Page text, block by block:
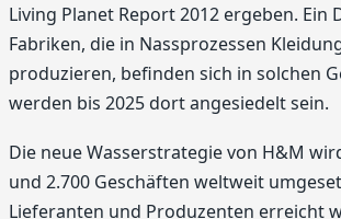
Living Planet Report 2012 ergeben. Ein
Fabriken, die in Nassprozessen
produzieren, befinden sich in solchen
werden bis 2025 dort angesiedelt sein.
Die neue Wasserstrategie von H&M
und 2.700 Geschäften weltweit
Lieferanten und Produzenten erreicht